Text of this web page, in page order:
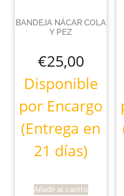
BANDEJA NÁCAR COLA
Y PEZ
€25,00
Disponible
por Encargo
(Entrega en
21 días)
Añadir al carrito